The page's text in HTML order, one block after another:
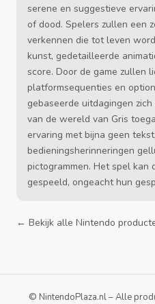
serene en suggestieve
of dood. Spelers zullen een
verkennen die tot leven
kunst, gedetailleerde
score. Door de game zullen
platformsequenties en
gebaseerde uitdagingen
van de wereld van Gris
ervaring met bijna geen
bedieningsherinneringen
pictogrammen. Het spel kan
gespeeld, ongeacht hun
← Bekijk alle Nintendo
© NintendoPlaza.nl – Alle